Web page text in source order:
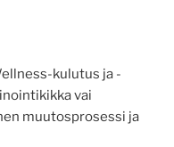
kulutus ja -
vai
muutosprosessi ja